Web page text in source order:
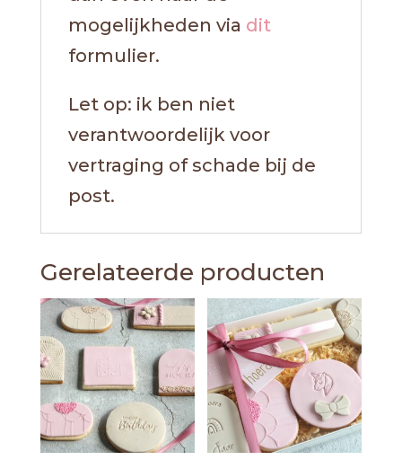
mogelijkheden via dit
formulier.
Let op: ik ben niet
verantwoordelijk voor
vertraging of schade bij de
post.
Gerelateerde producten